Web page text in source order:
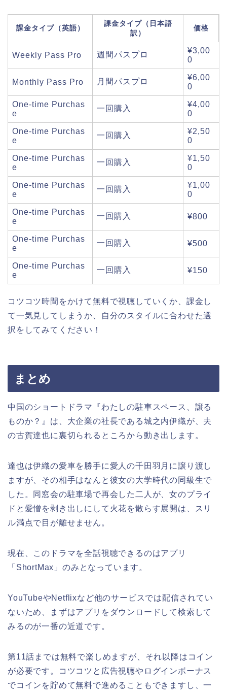
課金タイプ（英語）
課金タイプ（日本語
訳）
価格
Weekly Pass Pro 週間パスプロ
¥3,00
0
Monthly Pass Pro 月間パスプロ
¥6,00
0
One-time Purchas
e
一回購入
¥4,00
0
One-time Purchas
e
一回購入
¥2,50
0
One-time Purchas
e
一回購入
¥1,50
0
One-time Purchas
e
一回購入
¥1,00
0
One-time Purchas
e
一回購入 ¥800
One-time Purchas
e
一回購入 ¥500
One-time Purchas
e
一回購入 ¥150
コツコツ時間をかけて無料で視聴していくか、課金し
て一気見してしまうか、自分のスタイルに合わせた選
択をしてみてください！
まとめ
中国のショートドラマ『わたしの駐車スペース、譲る
ものか？』は、大企業の社長である城之内伊織が、夫
の古賀達也に裏切られるところから動き出します。
達也は伊織の愛車を勝手に愛人の千田羽月に譲り渡し
ますが、その相手はなんと彼女の大学時代の同級生で
した。同窓会の駐車場で再会した二人が、女のプライ
ドと愛憎を剥き出しにして火花を散らす展開は、スリ
ル満点で目が離せません。
現在、このドラマを全話視聴できるのはアプリ
「ShortMax」のみとなっています。
YouTubeやNetflixなど他のサービスでは配信されてい
ないため、まずはアプリをダウンロードして検索して
みるのが一番の近道です。
第11話までは無料で楽しめますが、それ以降はコイン
が必要です。コツコツと広告視聴やログインボーナス
でコインを貯めて無料で進めることもできますし、一